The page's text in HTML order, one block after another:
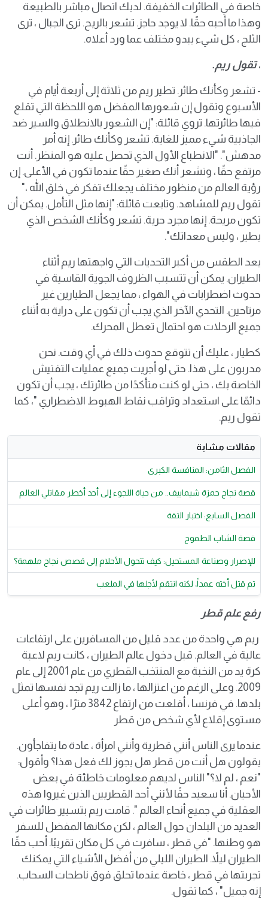
خاصة في الطائرات الخفيفة. لديك اتصال مباشر بالطبيعة
وهذا ما أحبه حقًا. لا يوجد حاجز. تشعر بالريح. ترى الجبال ، ترى
الثلج ، كل شيء يبدو مختلف عما ورد أعلاه.
،تقول ريم.
- تشعر وكأنك طائر. تطير ريم من ثلاثة إلى أربعة أيام في
الأسبوع وتقول إن شعورها المفضل هو اللحظة التي تقلع
فيها طائرتها. تروي قائلة: "إن الشعور بالانطلاق والسير ضد
الجاذبية شيء مميز للغاية. تشعر وكأنك طائر. إنه أمر
مدهش". "الانطباع الأول الذي تحصل عليه هو المنظر. أنت
مرتفع حقًا ، وتشعر أنك صغير حقًا عندما تكون في الأعلى. إن
رؤية العالم من منظور مختلف يجعلك تفكر في خلق الله ،"
تقول ريم للمشاهد. وتابعت قائلة: "إنها مثل التأمل. يمكن أن
تكون مريحة. إنها مجرد حرية. تشعر وكأنك الشخص الذي
يطير ، وليس معداتك".
يعد الطقس من أكبر التحديات التي واجهتها ريم أثناء
الطيران. يمكن أن تتسبب الظروف الجوية القاسية في
حدوث اضطرابات في الهواء ، مما يجعل الطيارين غير
مرتاحين. التحدي الآخر الذي يجب أن تكون على دراية به أثناء
جميع الرحلات هو احتمال تعطل المحرك.
كطيار ، عليك أن تتوقع حدوث ذلك في أي وقت. نحن
مدربون على هذا. حتى لو أجريت جميع عمليات التفتيش
الخاصة بك ، حتى لو كنت متأكدًا من طائرتك ، يجب أن تكون
دائمًا على استعداد وتراقب نقاط الهبوط الاضطراري "، كما
تقول ريم.
مقالات مشابة
الفصل الثامن: المنافسة الكبرى
قصة نجاح حمزة شيماييف.. من حياة اللجوء إلى أحد أخطر مقاتلي العالم
الفصل السابع: اختبار الثقة
قصة الشاب الطموح
للإصرار وصناعة المستحيل: كيف تتحول الأحلام إلى قصص نجاح ملهمة؟
تم قتل أخته عمداً، لكنه انتقم لأجلها في الملعب
رفع علم قطر
ريم هي واحدة من عدد قليل من المسافرين على ارتفاعات
عالية في العالم. قبل دخول عالم الطيران ، كانت ريم لاعبة
كرة يد من النخبة مع المنتخب القطري من عام 2001 إلى عام
2009. وعلى الرغم من اعتزالها ، ما زالت ريم تجد نفسها تمثل
بلدها. في فرنسا ، أقلعت من ارتفاع 3842 مترًا ، وهو أعلى
مستوى إقلاع لأي شخص من قطر
عندما يرى الناس أنني قطرية وأنني امرأة ، عادة ما يتفاجأون.
يقولون هل أنت من قطر هل يجوز لك فعل هذا؟ وأقول:
"نعم ، لم لا؟" الناس لديهم معلومات خاطئة في بعض
الأحيان. أنا سعيد حقًا لأنني أحد القطريين الذين غيروا هذه
العقلية في جميع أنحاء العالم ". قامت ريم بتسيير طائرات في
العديد من البلدان حول العالم ، لكن مكانها المفضل للسفر
هو وطنها. "في قطر ، سافرت في كل مكان تقريبًا. أحب حقًا
الطيران ليلاً. الطيران الليلي من أفضل الأشياء التي يمكنك
تجربتها في قطر ، خاصة عندما تحلق فوق ناطحات السحاب.
إنه جميل" ، كما تقول.